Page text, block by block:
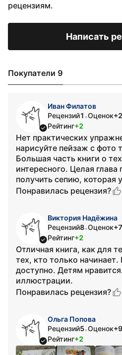
рецензиям.
Написать
Покупатели 9
Иван Филатов
Рецензий1 •Оценок+2
Рейтинг+2
Нет практических
нарисуйте пейзаж с фото
Большая часть книги о
интересного. Целая
получить сепию, которая
Понравилась рецензия?
Виктория Надёжина
Рецензий8•Оценок+7
Рейтинг+2
Отличная книга, как для
тех, кто только начинает.
доступно. Детям
иллюстрации.
Понравилась рецензия?
Ольга Попова
Рецензий5•Оценок+9
Рейтинг+2